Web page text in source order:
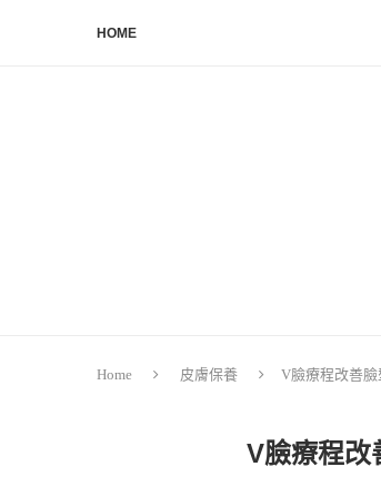
HOME
Home 皮膚保養 V臉療程改善臉
V臉療程改